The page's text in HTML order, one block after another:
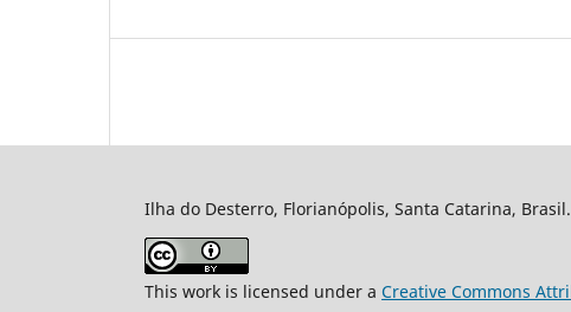
Ilha do Desterro, Florianópolis, Santa Catarina, Brasil.
This work is licensed under a Creative Commons